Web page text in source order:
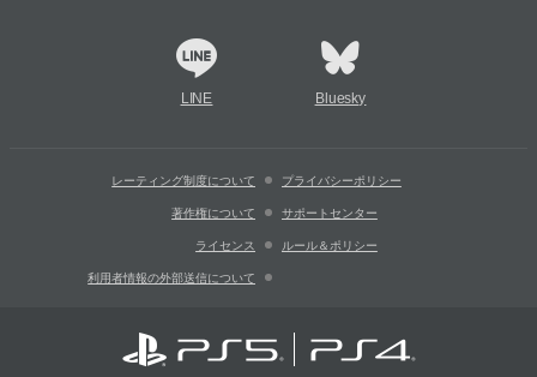
LINE Bluesky
レーティング制度について プライバシーポリシー
著作権について サポートセンター
ライセンス ルール＆ポリシー
利用者情報の外部送信について